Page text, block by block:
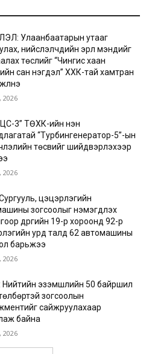
Улаанбаатарын утааг
нийслэлчүүдийн эрүүл мэндийг
төслийг “Чингис хаан
сан нэгдэл” ХХК-тай хамтран
2026
3” ТӨХК-ийн нэн
“Турбингенератор-5”-ын
төсвийг шийдвэрлэхээр
2026
цэцэрлэгийн
зогсоолыг нэмэгдүүлэх
дүүргийн 19-р хороонд 92-р
урд талд 62 автомашины
барьжээ
2026
Нийтийн эзэмшлийн 50 байршил
зогсоолын
сайжруулахаар
байна
2026